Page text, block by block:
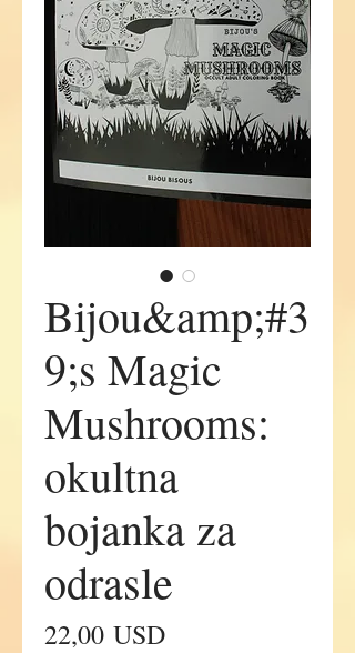
Bijou&amp;#3
9;s Magic
Mushrooms:
okultna
bojanka za
odrasle
22,00 USDPrice